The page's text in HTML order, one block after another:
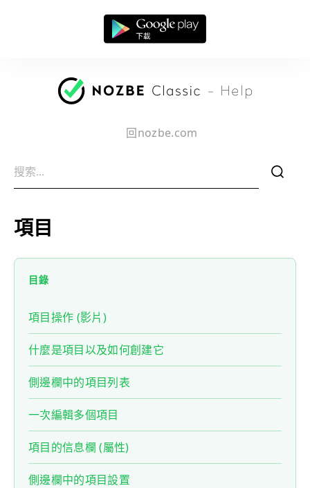
回nozbe.com
f
項目
目錄
項目操作 (影片)
什麼是項目以及如何創建它
側邊欄中的項目列表
一次編輯多個項目
項目的信息欄 (屬性)
側邊欄中的項目設置